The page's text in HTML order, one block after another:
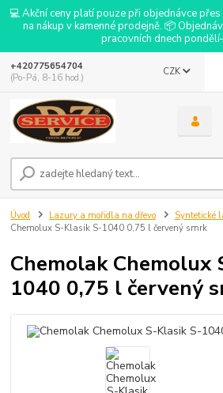
💻 Akční ceny platí pouze při objednávce
na nákup v kamenné prodejně. 📦
pracovních dnech
CZK
+420775654704
(Po-Pá, 8-16 hod.)
Úvod Lazury a mořidla na dřevo Syntetické
Chemolux S-Klasik S-1040 0,75 l červený smrk
Chemolak Chemolux
1040 0,75 l červený